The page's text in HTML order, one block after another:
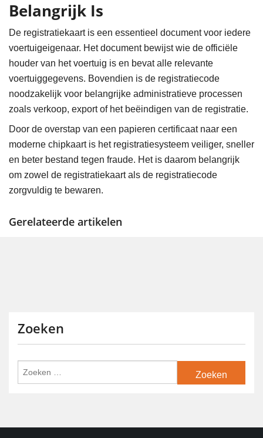
Belangrijk Is
De registratiekaart is een essentieel document voor iedere
voertuigeigenaar. Het document bewijst wie de officiële
houder van het voertuig is en bevat alle relevante
voertuiggegevens. Bovendien is de registratiecode
noodzakelijk voor belangrijke administratieve processen
zoals verkoop, export of het beëindigen van de registratie.
Door de overstap van een papieren certificaat naar een
moderne chipkaart is het registratiesysteem veiliger, sneller
en beter bestand tegen fraude. Het is daarom belangrijk
om zowel de registratiekaart als de registratiecode
zorgvuldig te bewaren.
Gerelateerde artikelen
Zoeken